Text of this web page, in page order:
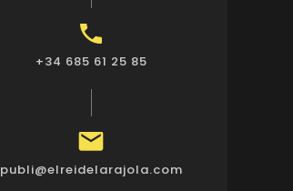

+34 685 61 25 85

publi@elreidelarajola.com